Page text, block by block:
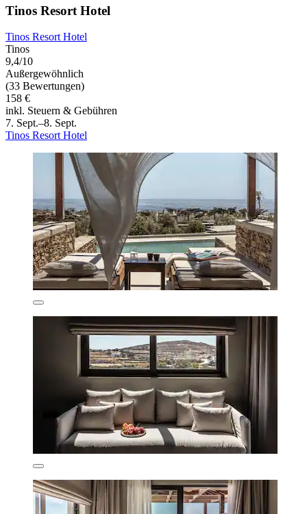
Tinos Resort Hotel
Tinos Resort Hotel
Tinos
9,4/10
Außergewöhnlich
(33 Bewertungen)
158 €
inkl. Steuern & Gebühren
7. Sept.–8. Sept.
Tinos Resort Hotel